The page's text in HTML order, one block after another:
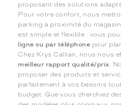
proposant des solutions
Pour votre confort, nous
parking à proximité du
est simple et flexible : vous
ligne ou par téléphone pour
Chez Krys Callian, nous nous
meilleur rapport qualité/prix .
proposer des produits et
parfaitement à vos besoins
budget. Que vous cherchiez